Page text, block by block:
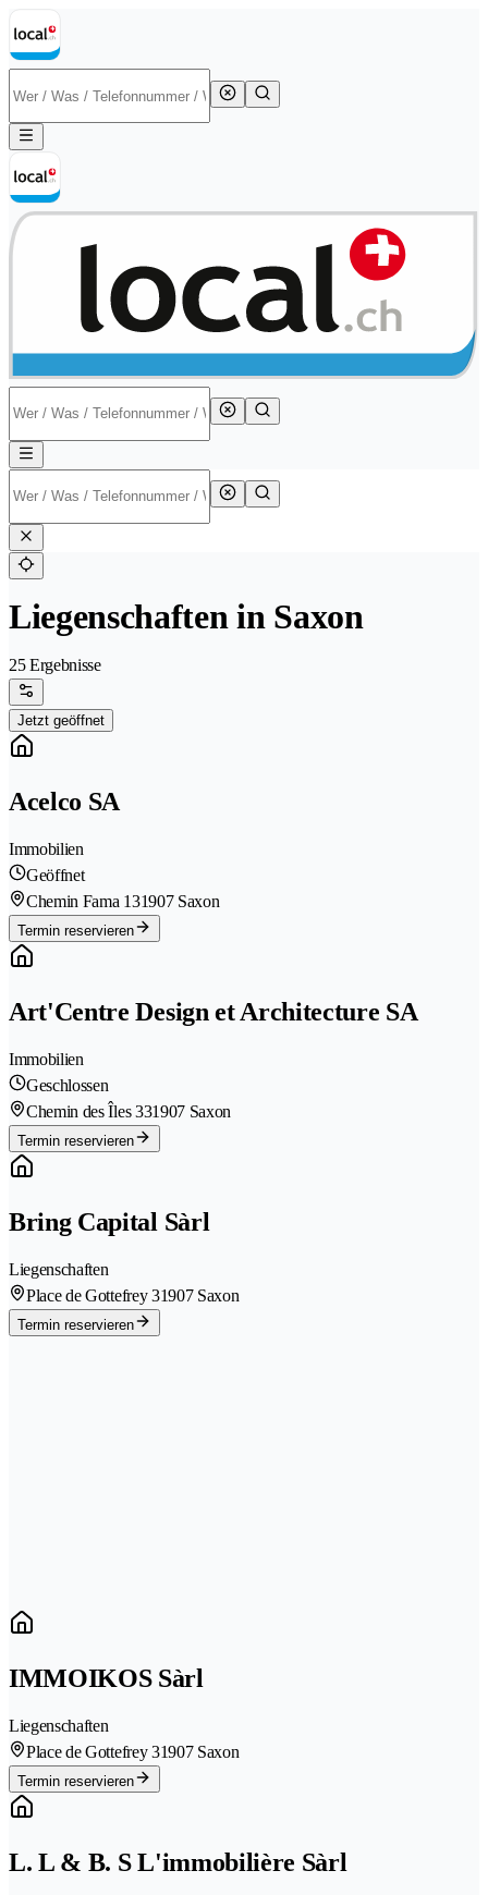
Liegenschaften in Saxon
25 Ergebnisse
Jetzt geöffnet
Acelco SA
Immobilien
Geöffnet
Chemin Fama 131907 Saxon
Termin reservieren
Art'Centre Design et Architecture SA
Immobilien
Geschlossen
Chemin des Îles 331907 Saxon
Termin reservieren
Bring Capital Sàrl
Liegenschaften
Place de Gottefrey 31907 Saxon
Termin reservieren
IMMOIKOS Sàrl
Liegenschaften
Place de Gottefrey 31907 Saxon
Termin reservieren
L. L & B. S L'immobilière Sàrl